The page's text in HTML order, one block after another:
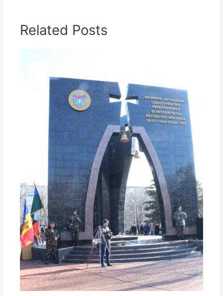
Related Posts